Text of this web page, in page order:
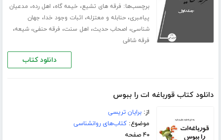
برچسب‌ها: فرقه های تشیع، خیمه گاه، اهل رده، مدعیان
پیامبری،حنابله و معتزله، اثبات وجود خدا، جهان
شناسی، اصحاب حدیث، اهل سنت، فرقه حنفی،شیعه،
فرقه شافی
دانلود کتاب
دانلود کتاب قورباغه ات را ببوس
از:برایان تریسی
موضوع:کتاب‌های روانشناسی
۴۰ صفحه